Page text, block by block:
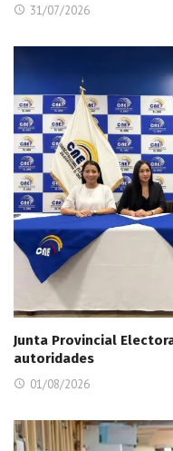
31/07/2026
Junta Provincial
autoridades
01/08/2026